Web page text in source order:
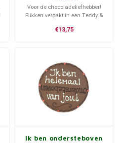
cadeauverpakking
klein
Voor de chocoladeliefhebber!
Flikken verpakt in een Teddy &
bestellen een handgeschreven
€13,75
Ik ben ondersteboven